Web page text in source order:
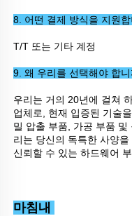
8. 어떤 결제 방식을 지원
T/T 또는 기타 계정
9. 왜 우리를 선택해야 합
우리는 거의 20년에 걸쳐
업체로, 현재 입증된 기술
밀 압출 부품, 가공 부품
리는 당신의 독특한 사양
신뢰할 수 있는 하드웨어
마침내